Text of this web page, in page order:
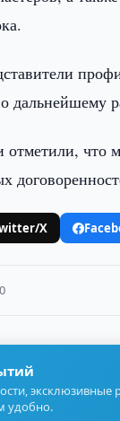
дальнейшему
что
X
удобно.